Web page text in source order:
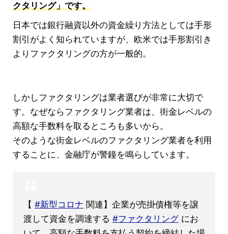
クタリング」です。
日本では銀行融資以外の資金繰り方法としては手形
割引がよく知られていますが、欧米では手形割引き
よりファクタリングの方が一般的。
しかしファクタリングは業者選びが非常に大切で
す。なぜならファクタリング業者は、街金レベルの
高額な手数料を取るところも多いから。
そのような街金レベルのファクタリング業者を利用
することに、金融庁が警鐘を鳴らしています。
【 #新型コロナ 関連】企業が売掛債権等を譲
渡して資金を調達する #ファクタリングにお